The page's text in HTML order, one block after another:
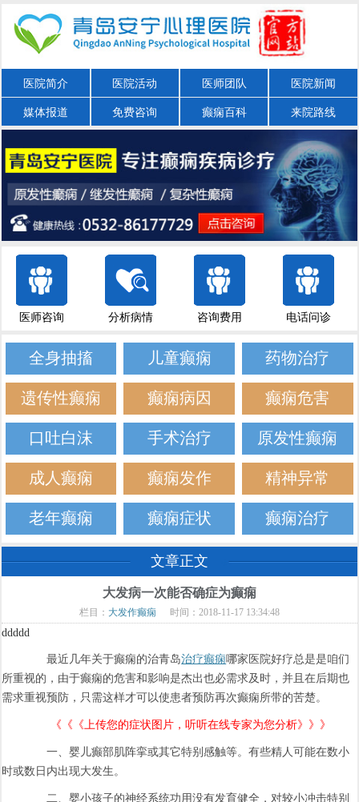
医院简介 医院活动 医师团队 医院新闻
媒体报道 免费咨询 癫痫百科 来院路线
医师咨询 分析病情 咨询费用 电话问诊
全身抽搐 儿童癫痫 药物治疗
遗传性癫痫 癫痫病因 癫痫危害
口吐白沫 手术治疗 原发性癫痫
成人癫痫 癫痫发作 精神异常
老年癫痫 癫痫症状 癫痫治疗
文章正文
大发病一次能否确症为癫痫
栏目： 大发作癫痫 时间：2018-11-17 13:34:48
ddddd
最近几年关于癫痫的治青岛治疗癫痫哪家医院好疗总是是咱们
所重视的，由于癫痫的危害和影响是杰出也必需求及时，并且在后期也
需求重视预防，只需这样才可以使患者预防再次癫痫所带的苦楚。
《《《上传您的症状图片，听听在线专家为您分析》》》
一、婴儿癫部肌阵挛或其它特别感触等。有些精人可能在数小
时或数日内出现大发生。
二、婴小孩子的神经系统功用没有发育健全，对较小冲击特别